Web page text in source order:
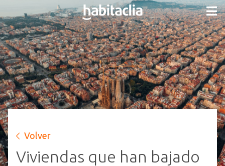
Volver
Viviendas que han bajado